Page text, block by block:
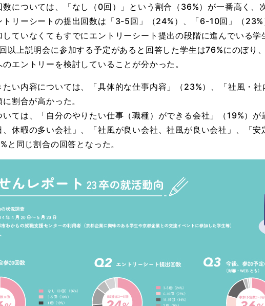
数については、「なし（0回）」という割合（36%）が一番高く、
トリーシートの提出回数は「3-5回」（24%）、「6-10回」（23%
ていなくてもすでにエントリーシート提出の段階に進んでいる学
以上説明会に参加する予定があると回答した学生は76%にのぼり
エントリーを検討していることが分かった。
い内容については、「具体的な仕事内容」（23%）、「社風・
に割合が高かった。
ては、「自分のやりたい仕事（職種）ができる会社」（19%）が
、休暇の多い会社」、「社風が良い会社、社風が良い会社」、「安
と同じ割合の回答となった。